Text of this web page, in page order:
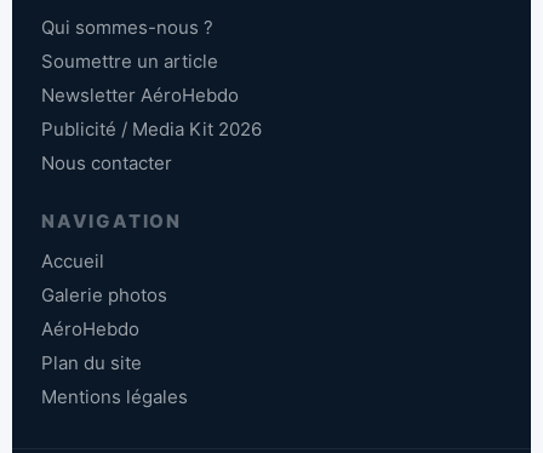
Qui sommes-nous ?
Soumettre un article
Newsletter AéroHebdo
Publicité / Media Kit 2026
Nous contacter
NAVIGATION
Accueil
Galerie photos
AéroHebdo
Plan du site
Mentions légales